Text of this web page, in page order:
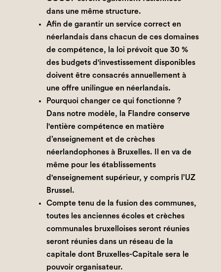
dans une même structure.
Afin de garantir un service correct en
néerlandais dans chacun de ces domaines
de compétence, la loi prévoit que 30 %
des budgets d'investissement disponibles
doivent être consacrés annuellement à
une offre unilingue en néerlandais.
Pourquoi changer ce qui fonctionne ?
Dans notre modèle, la Flandre conserve
l'entière compétence en matière
d’enseignement et de crèches
néerlandophones à Bruxelles. Il en va de
même pour les établissements
d'enseignement supérieur, y compris l’UZ
Brussel.
Compte tenu de la fusion des communes,
toutes les anciennes écoles et crèches
communales bruxelloises seront réunies
seront réunies dans un réseau de la
capitale dont Bruxelles-Capitale sera le
pouvoir organisateur.